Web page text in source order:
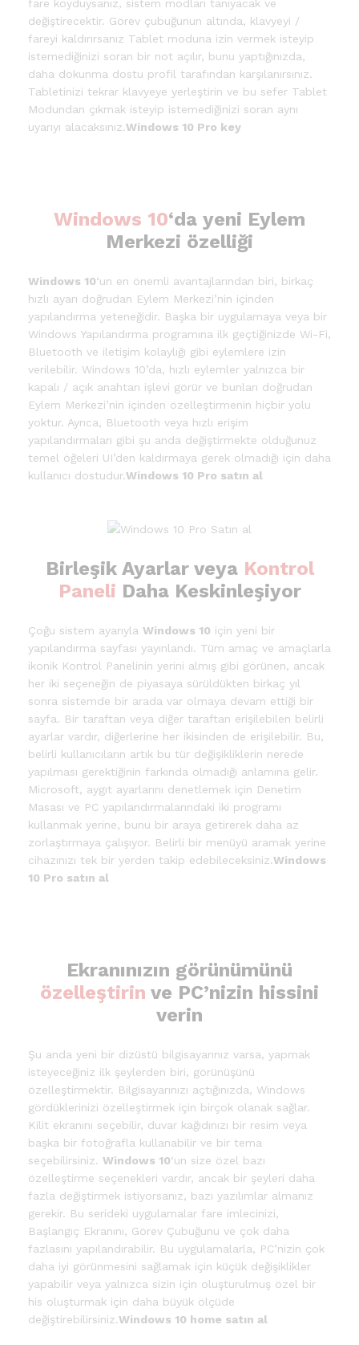
fare koyduysanız, sistem modları tanıyacak ve
değiştirecektir. Görev çubuğunun altında, klavyeyi /
fareyi kaldırırsanız Tablet moduna izin vermek isteyip
istemediğinizi soran bir not açılır, bunu yaptığınızda,
daha dokunma dostu profil tarafından karşılanırsınız.
Tabletinizi tekrar klavyeye yerleştirin ve bu sefer Tablet
Modundan çıkmak isteyip istemediğinizi soran aynı
uyarıyı alacaksınız.Windows 10 Pro key
Windows 10‘da yeni Eylem
Merkezi özelliği
Windows 10‘un en önemli avantajlarından biri, birkaç
hızlı ayarı doğrudan Eylem Merkezi’nin içinden
yapılandırma yeteneğidir. Başka bir uygulamaya veya bir
Windows Yapılandırma programına ilk geçtiğinizde Wi-Fi,
Bluetooth ve iletişim kolaylığı gibi eylemlere izin
verilebilir. Windows 10’da, hızlı eylemler yalnızca bir
kapalı / açık anahtarı işlevi görür ve bunları doğrudan
Eylem Merkezi’nin içinden özelleştirmenin hiçbir yolu
yoktur. Ayrıca, Bluetooth veya hızlı erişim
yapılandırmaları gibi şu anda değiştirmekte olduğunuz
temel öğeleri UI’den kaldırmaya gerek olmadığı için daha
kullanıcı dostudur.Windows 10 Pro satın al
Birleşik Ayarlar veya Kontrol
Paneli Daha Keskinleşiyor
Çoğu sistem ayarıyla Windows 10 için yeni bir
yapılandırma sayfası yayınlandı. Tüm amaç ve amaçlarla
ikonik Kontrol Panelinin yerini almış gibi görünen, ancak
her iki seçeneğin de piyasaya sürüldükten birkaç yıl
sonra sistemde bir arada var olmaya devam ettiği bir
sayfa. Bir taraftan veya diğer taraftan erişilebilen belirli
ayarlar vardır, diğerlerine her ikisinden de erişilebilir. Bu,
belirli kullanıcıların artık bu tür değişikliklerin nerede
yapılması gerektiğinin farkında olmadığı anlamına gelir.
Microsoft, aygıt ayarlarını denetlemek için Denetim
Masası ve PC yapılandırmalarındaki iki programı
kullanmak yerine, bunu bir araya getirerek daha az
zorlaştırmaya çalışıyor. Belirli bir menüyü aramak yerine
cihazınızı tek bir yerden takip edebileceksiniz.Windows
10 Pro satın al
Ekranınızın görünümünü
özelleştirin ve PC’nizin hissini
verin
Şu anda yeni bir dizüstü bilgisayarınız varsa, yapmak
isteyeceğiniz ilk şeylerden biri, görünüşünü
özelleştirmektir. Bilgisayarınızı açtığınızda, Windows
gördüklerinizi özelleştirmek için birçok olanak sağlar.
Kilit ekranını seçebilir, duvar kağıdınızı bir resim veya
başka bir fotoğrafla kullanabilir ve bir tema
seçebilirsiniz. Windows 10‘un size özel bazı
özelleştirme seçenekleri vardır, ancak bir şeyleri daha
fazla değiştirmek istiyorsanız, bazı yazılımlar almanız
gerekir. Bu serideki uygulamalar fare imlecinizi,
Başlangıç Ekranını, Görev Çubuğunu ve çok daha
fazlasını yapılandırabilir. Bu uygulamalarla, PC’nizin çok
daha iyi görünmesini sağlamak için küçük değişiklikler
yapabilir veya yalnızca sizin için oluşturulmuş özel bir
his oluşturmak için daha büyük ölçüde
değiştirebilirsiniz.Windows 10 home satın al